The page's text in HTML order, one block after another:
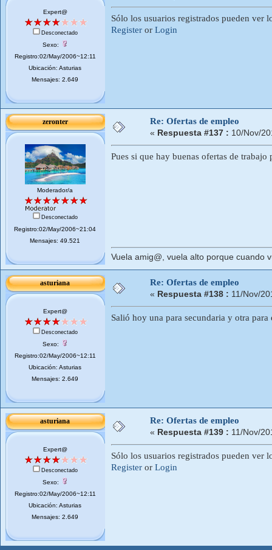
Expert@
Desconectado
Sexo:
Registro:02/May/2006~12:11
Ubicación: Asturias
Mensajes: 2.649
Sólo los usuarios registrados pueden ver
Register or Login
zeronter
Moderador/a
Desconectado
Registro:02/May/2006~21:04
Mensajes: 49.521
Re: Ofertas de empleo
« Respuesta #137 : 10/Nov/
Pues si que hay buenas ofertas de
Vuela amig@, vuela alto porque cuando
asturiana
Expert@
Desconectado
Sexo:
Registro:02/May/2006~12:11
Ubicación: Asturias
Mensajes: 2.649
Re: Ofertas de empleo
« Respuesta #138 : 11/Nov/
Salió hoy una para secundaria y otra para
asturiana
Expert@
Desconectado
Sexo:
Registro:02/May/2006~12:11
Ubicación: Asturias
Mensajes: 2.649
Re: Ofertas de empleo
« Respuesta #139 : 11/Nov/
Sólo los usuarios registrados pueden ver
Register or Login